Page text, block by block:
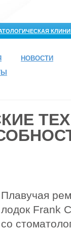
НОВОСТИ
Плавучая
лодок Frank
со